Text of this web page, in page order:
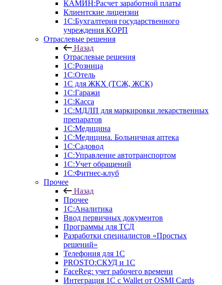
КАМИН:Расчет заработной платы
Клиентские лицензии
1С:Бухгалтерия государственного
учреждения КОРП
Отраслевые решения
Назад
Отраслевые решения
1С:Розница
1С:Отель
1С для ЖКХ (ТСЖ, ЖСК)
1С:Гаражи
1С:Касса
1С:МДЛП для маркировки лекарственных
препаратов
1С:Медицина
1С:Медицина. Больничная аптека
1С:Садовод
1С:Управление автотранспортом
1С:Учет обращений
1С:Фитнес-клуб
Прочее
Назад
Прочее
1С:Аналитика
Ввод первичных документов
Программы для ТСД
Разработки специалистов «Простых
решений»
Телефония для 1С
PROSTO:СКУД и 1С
FaceReg: учет рабочего времени
Интеграция 1С с Wallet от OSMI Cards